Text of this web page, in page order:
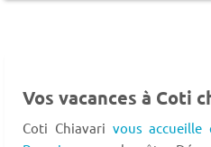
Vos vacances à Coti
Coti Chiavari vous accueille